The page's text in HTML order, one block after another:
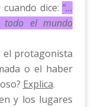
dice: “…
el mundo
el protagonista
o el haber
Explica.
y los lugares